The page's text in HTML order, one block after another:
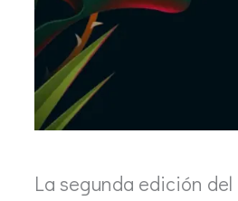
La segunda edición del